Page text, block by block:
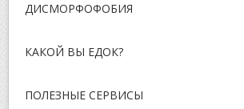
ДИСМОРФОФОБИЯ
КАКОЙ ВЫ ЕДОК?
ПОЛЕЗНЫЕ СЕРВИСЫ